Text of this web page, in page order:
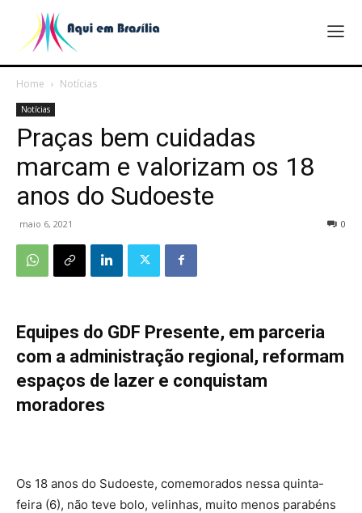
Home Notícias
Notícias
Praças bem cuidadas
marcam e valorizam os 18
anos do Sudoeste
maio 6, 2021 0
Equipes do GDF Presente, em parceria
com a administração regional, reformam
espaços de lazer e conquistam
moradores
Os 18 anos do Sudoeste, comemorados nessa quinta-
feira (6), não teve bolo, velinhas, muito menos parabéns